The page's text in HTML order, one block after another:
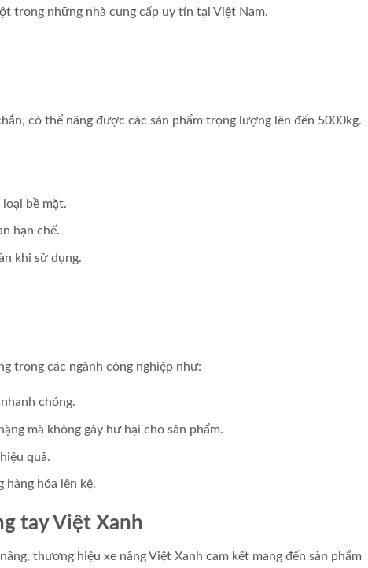
trong những nhà cung cấp uy tín tại Việt Nam.
có thể nâng được các sản phẩm trọng lượng lên đến 5000kg.
bề mặt.
hạn chế.
khi sử dụng.
trong các ngành công nghiệp như:
chóng.
mà không gây hư hại cho sản phẩm.
quả.
hàng hóa lên kệ.
tay Việt Xanh
thương hiệu xe nâng Việt Xanh cam kết mang đến sản phẩm